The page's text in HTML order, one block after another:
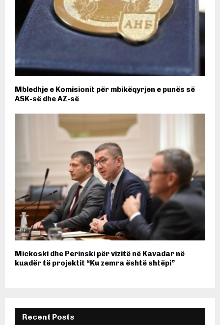
Mbledhje e Komisionit për mbikëqyrjen e punës së
ASK-së dhe AZ-së
Mickoski dhe Perinski për vizitë në Kavadar në
kuadër të projektit “Ku zemra është shtëpi”
Recent Posts